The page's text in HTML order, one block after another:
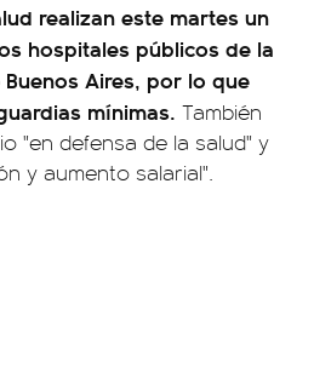
realizan este martes un
hospitales públicos de la
Aires, por lo que
mínimas. También
"en defensa de la salud" y
y aumento salarial".